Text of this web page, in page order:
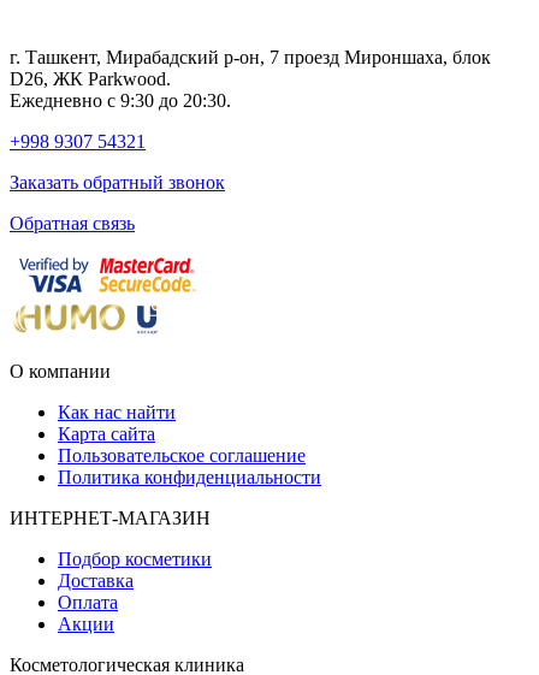
г. Ташкент, Мирабадский р-он, 7 проезд Мироншаха, блок
D26, ЖК Раrkwood.
Ежедневно с 9:30 до 20:30.
+998 9307 54321
Заказать обратный звонок
Обратная связь
О компании
Как нас найти
Карта сайта
Пользовательское соглашение
Политика конфиденциальности
ИНТЕРНЕТ-МАГАЗИН
Подбор косметики
Доставка
Оплата
Акции
Косметологическая клиника